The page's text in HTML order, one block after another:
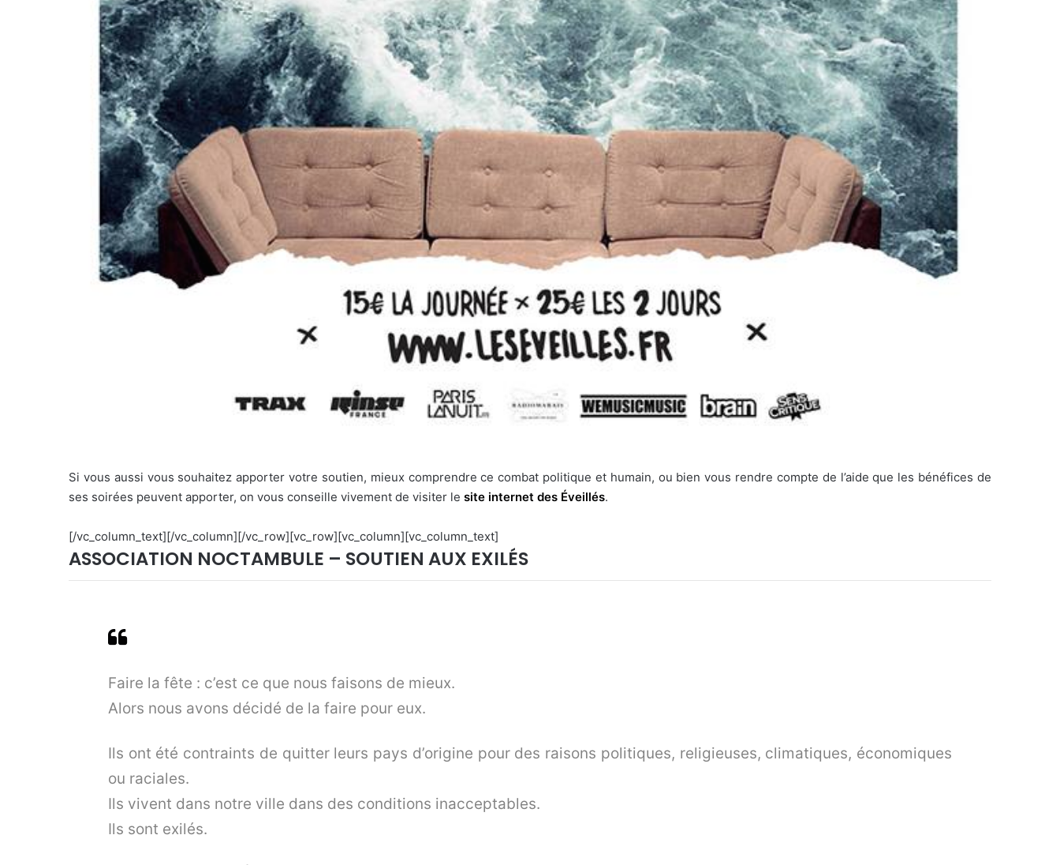
Si vous aussi vous souhaitez apporter votre soutien, mieux comprendre ce combat politique et humain, ou bien vous rendre compte de l’aide que les bénéfices de
ses soirées peuvent apporter, on vous conseille vivement de visiter le site internet des Éveillés.
[/vc_column_text][/vc_column][/vc_row][vc_row][vc_column][vc_column_text]
ASSOCIATION NOCTAMBULE – SOUTIEN AUX EXILÉS
Faire la fête : c’est ce que nous faisons de mieux.
Alors nous avons décidé de la faire pour eux.
Ils ont été contraints de quitter leurs pays d’origine pour des raisons politiques, religieuses, climatiques, économiques
ou raciales.
Ils vivent dans notre ville dans des conditions inacceptables.
Ils sont exilés.